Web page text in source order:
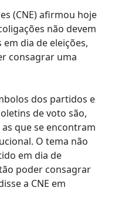
(CNE) afirmou hoje
não devem
dia de eleições,
consagrar uma
dos partidos e
de voto são,
que se encontram
O tema não
em dia de
poder consagrar
a CNE em